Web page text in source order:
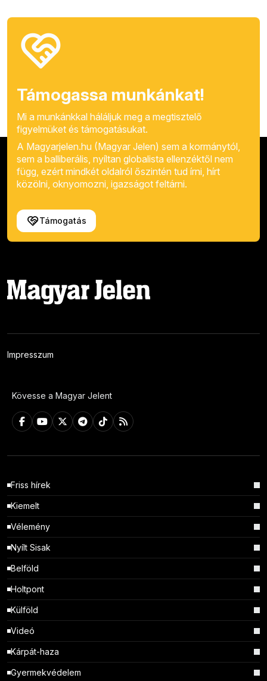
Támogassa munkánkat!
Mi a munkánkkal háláljuk meg a megtisztelő
figyelmüket és támogatásukat.
A Magyarjelen.hu (Magyar Jelen) sem a kormánytól,
sem a balliberális, nyíltan globalista ellenzéktől nem
függ, ezért mindkét oldalról őszintén tud írni, hírt
közölni, oknyomozni, igazságot feltárni.
Támogatás
Impresszum
Kövesse a Magyar Jelent
Friss hírek
Kiemelt
Vélemény
Nyílt Sisak
Belföld
Holtpont
Külföld
Videó
Kárpát-haza
Gyermekvédelem